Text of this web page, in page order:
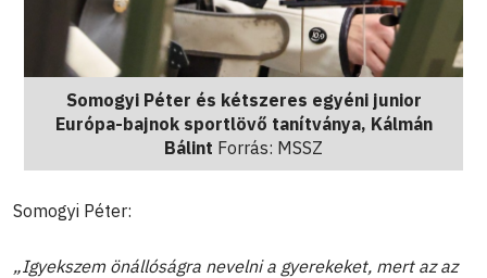
Somogyi Péter és kétszeres egyéni junior
Európa-bajnok sportlövő tanítványa, Kálmán
Bálint Forrás: MSSZ
Somogyi Péter:
„Igyekszem önállóságra nevelni a gyerekeket, mert az az